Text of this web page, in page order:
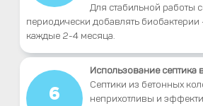
Для стабильной работы
периодически добавлять
каждые 2-4 месяца.
6
Использование септика
Септики из бетонных
неприхотливы и